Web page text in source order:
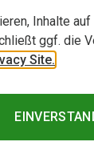
Inhalte
ggf. die
Site.